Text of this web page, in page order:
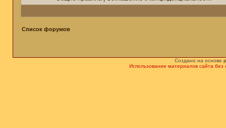
Список форумов
Создано на основе
Использование материалов сайта